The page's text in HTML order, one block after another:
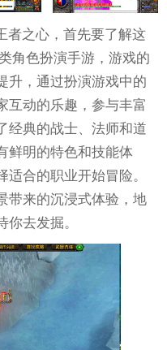
者之心，首先要了解这
角色扮演手游，游戏的
升，通过扮演游戏中的
互动的乐趣，参与丰富
经典的战士、法师和道
鲜明的特色和技能体
合的职业开始冒险。
带来的沉浸式体验，地
去发掘。